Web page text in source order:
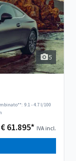
5
9.1 - 4.7 l/100
€ 61.895* IVA incl.